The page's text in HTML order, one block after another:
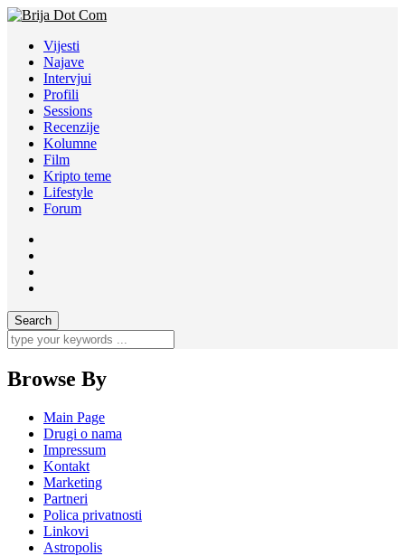
Vijesti
Najave
Intervjui
Profili
Sessions
Recenzije
Kolumne
Film
Kripto teme
Lifestyle
Forum
Browse By
Main Page
Drugi o nama
Impressum
Kontakt
Marketing
Partneri
Polica privatnosti
Linkovi
Astropolis